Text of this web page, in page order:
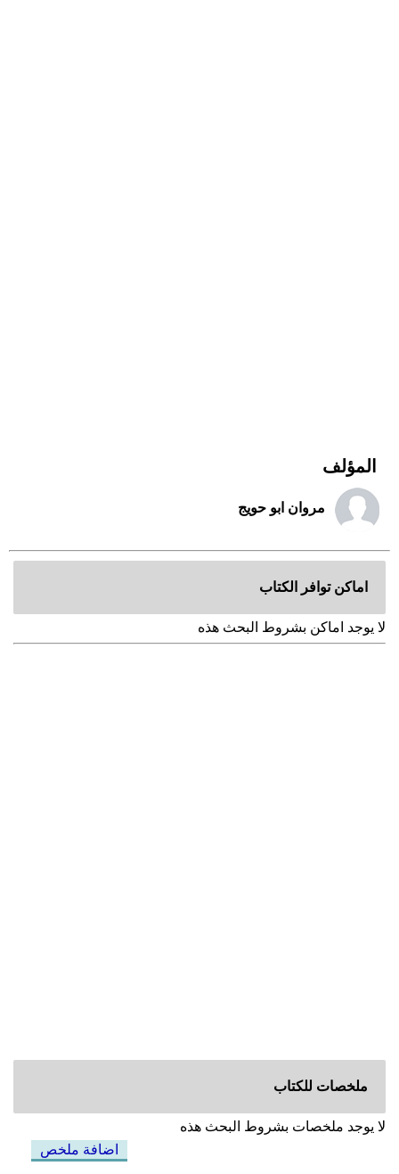
المؤلف
مروان ابو حويج
اماكن توافر الكتاب
لا يوجد اماكن بشروط البحث هذه
ملخصات للكتاب
لا يوجد ملخصات بشروط البحث هذه
اضافة ملخص